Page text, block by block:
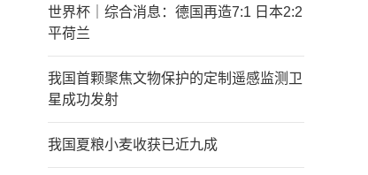
世界杯｜综合消息：德国再造7:1 日本2:2
平荷兰
我国首颗聚焦文物保护的定制遥感监测卫
星成功发射
我国夏粮小麦收获已近九成